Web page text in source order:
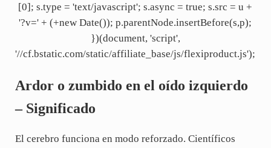
[0]; s.type = 'text/javascript'; s.async = true; s.src = u +
'?v=' + (+new Date()); p.parentNode.insertBefore(s,p);
})(document, 'script',
'//cf.bstatic.com/static/affiliate_base/js/flexiproduct.js');
Ardor o zumbido en el oído izquierdo
– Significado
El cerebro funciona en modo reforzado. Científicos